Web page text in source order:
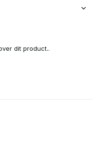
dit product..